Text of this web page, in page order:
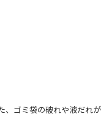
、ゴミ袋の破れや液だれが